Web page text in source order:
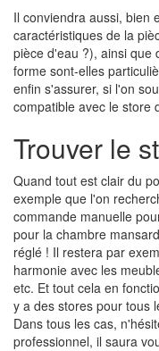
Il conviendra aussi, bien
caractéristiques de la
pièce d'eau ?), ainsi que
forme sont-elles
enfin s'assurer, si l'on
compatible avec le store
Trouver le
Quand tout est clair du
exemple que l'on
commande manuelle
pour la chambre
réglé ! Il restera par
harmonie avec les
etc. Et tout cela en
y a des stores pour tous
Dans tous les cas,
professionnel, il saura